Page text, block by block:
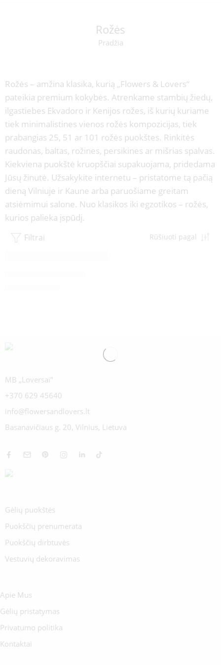
Rožės
Pradžia
Rožės – amžina klasika, kurią „Flowers & Lovers“
pateikia premium kokybės. Atrenkame stambių žiedų,
ilgastiebes Ekvadoro ir Kenijos rožes, iš kurių kuriame
tiek minimalistines vienos rožės kompozicijas, tiek
prabangias 25, 51 ar 101 rožės puokštes. Rinkitės
raudonas, baltas, rožines, persikines ar mišrias spalvas.
Kiekviena puokštė kruopščiai supakuojama, pridedama
Jūsų žinutė. Užsakykite internetu – pristatome tą pačią
dieną Vilniuje ir Kaune arba paruošiame greitam
atsiėmimui salone. Nuo klasikos iki egzotikos – rožės,
kurios palieka įspūdį.
Filtrai Rūšiuoti pagal
MB „Loversai”
+370 629 45640
info@flowersandlovers.lt
Basanavičiaus g. 20, Vilnius, Lietuva
Gėlių puokštės
Puokščių prenumerata
Puokščių dirbtuvės
Vestuvių dekoravimas
Apie Mus
Gėlių pristatymas
Privatumo politika
Kontaktai